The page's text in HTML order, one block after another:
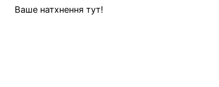
Ваше натхнення тут!